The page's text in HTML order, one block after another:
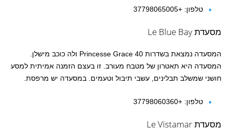
טלפון: +37798065005
מסעדת Le Blue Bay
המסעדה נמצאת בשדרות 40 Princesse Grace ולה כוכב מישלן.
המסעדה היא תאטרון של מטבח מעורב. זו בעצם הזמנה אמיתית למסע
חושני שמשלב תבלינים, עשבי תיבול וטעמים. במסעדה יש מרפסת.
טלפון: +37798060360
מסעדת Le Vistamar